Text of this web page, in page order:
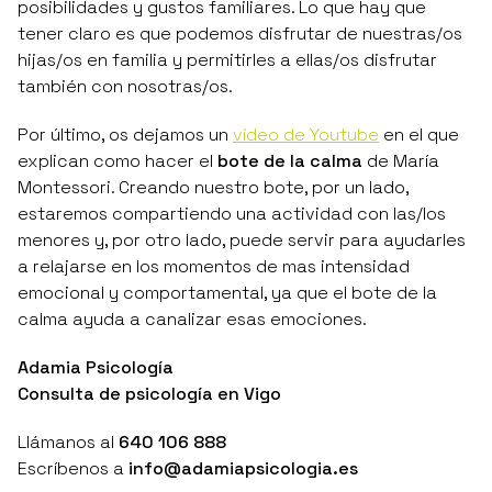
posibilidades y gustos familiares. Lo que hay que
tener claro es que podemos disfrutar de nuestras/os
hijas/os en familia y permitirles a ellas/os disfrutar
también con nosotras/os.
Por último, os dejamos un vídeo de Youtube en el que
explican como hacer el bote de la calma de María
Montessori. Creando nuestro bote, por un lado,
estaremos compartiendo una actividad con las/los
menores y, por otro lado, puede servir para ayudarles
a relajarse en los momentos de mas intensidad
emocional y comportamental, ya que el bote de la
calma ayuda a canalizar esas emociones.
Adamia Psicología
Consulta de psicología en Vigo
Llámanos al 640 106 888
Escríbenos a info@adamiapsicologia.es